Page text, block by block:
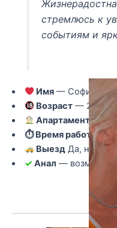
стремлюсь к
событиям и
Имя — София
Возраст — 27
Апартаменты—
⏱ Время работы— с
Выезд Да, но
✓ Анал — возможен